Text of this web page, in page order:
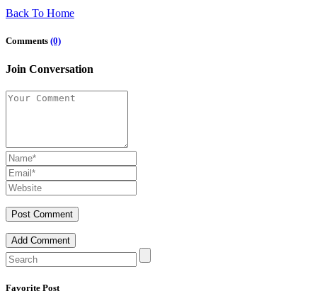
Back To Home
Comments (0)
Join Conversation
Add Comment
Favorite Post